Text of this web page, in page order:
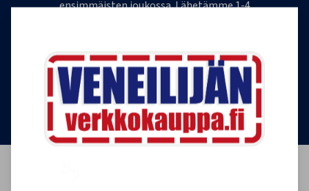
ensimmäisten joukossa. Lähetämme 1-4
Tilaa uutiskirje